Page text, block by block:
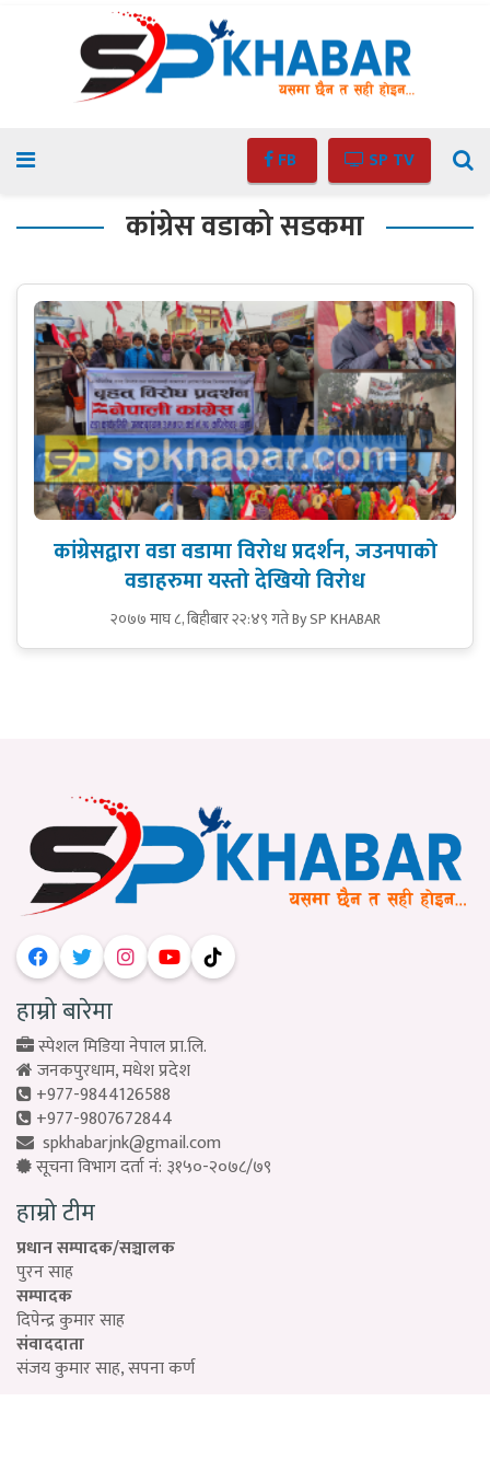
FB SP TV
कांग्रेस वडाको सडकमा
कांग्रेसद्वारा वडा वडामा विरोध प्रदर्शन, जउनपाको
वडाहरुमा यस्तो देखियो विरोध
२०७७ माघ ८, बिहीबार २२:४९ गतेBy SP KHABAR
हाम्रो बारेमा
स्पेशल मिडिया नेपाल प्रा.लि.
जनकपुरधाम, मधेश प्रदेश
+977-9844126588
+977-9807672844
spkhabarjnk@gmail.com
सूचना विभाग दर्ता नं: ३१५०-२०७८/७९
हाम्रो टीम
प्रधान सम्पादक/सञ्चालक
पुरन साह
सम्पादक
दिपेन्द्र कुमार साह
संवाददाता
संजय कुमार साह, सपना कर्ण